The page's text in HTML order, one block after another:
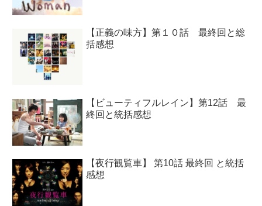
【正義の味方】第１０話 最終回と総
括感想
【ビューティフルレイン】第12話 最
終回と統括感想
【夜行観覧車】 第10話 最終回 と統括
感想